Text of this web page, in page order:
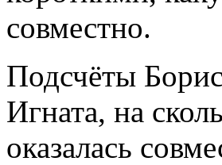
совместно.
Подсчёты
Игната, на
оказалась